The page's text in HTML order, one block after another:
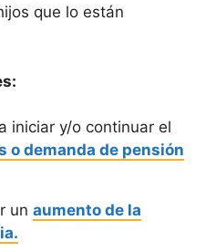
que lo están
iniciar y/o continuar el
o demanda de pensión
un aumento de la